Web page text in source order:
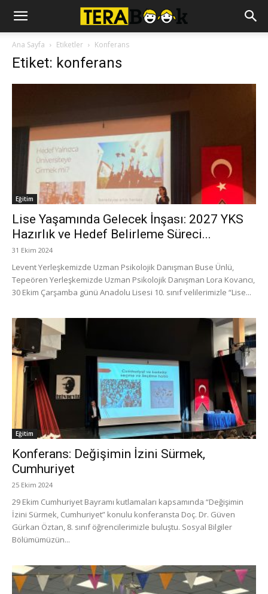
Ana Sayfa Etiketler Konferans
Etiket: konferans
Eğitim
Lise Yaşamında Gelecek İnşası: 2027 YKS
Hazırlık ve Hedef Belirleme Süreci...
31 Ekim 2024
Levent Yerleşkemizde Uzman Psikolojik Danışman Buse Ünlü,
Tepeören Yerleşkemizde Uzman Psikolojik Danışman Lora Kovancı,
30 Ekim Çarşamba günü Anadolu Lisesi 10. sınıf velilerimizle “Lise...
Eğitim
Konferans: Değişimin İzini Sürmek,
Cumhuriyet
25 Ekim 2024
29 Ekim Cumhuriyet Bayramı kutlamaları kapsamında “Değişimin
İzini Sürmek, Cumhuriyet” konulu konferansta Doç. Dr. Güven
Gürkan Öztan, 8. sınıf öğrencilerimizle buluştu. Sosyal Bilgiler
Bölümümüzün...